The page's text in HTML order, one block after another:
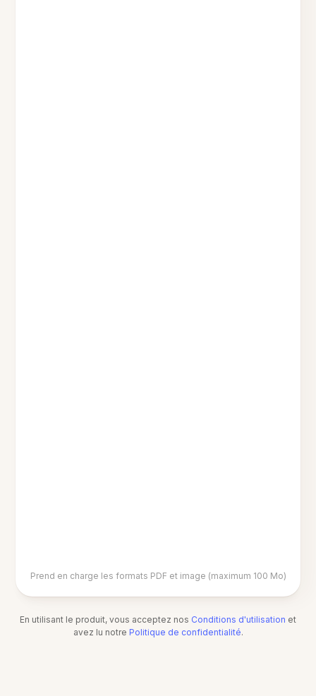
Prend en charge les formats PDF et image (maximum 100 Mo)
En utilisant le produit, vous acceptez nos Conditions d'utilisation et
avez lu notre Politique de confidentialité.